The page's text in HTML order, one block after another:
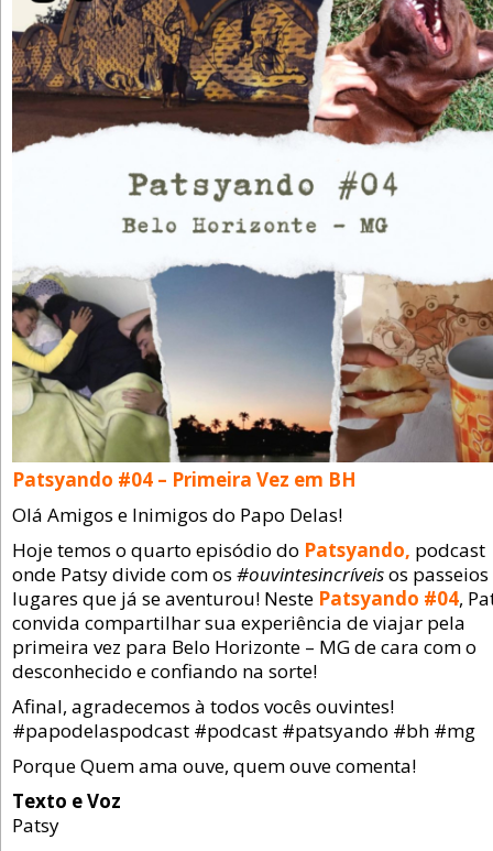
Patsyando #04 – Primeira Vez em BH
Olá Amigos e Inimigos do Papo Delas!
Hoje temos o quarto episódio do Patsyando, podcast
onde Patsy divide com os #ouvintesincríveisos passeios
lugares que já se aventurou! Neste Patsyando #04,
convida compartilhar sua experiência de viajar pela
primeira vez para Belo Horizonte – MG de cara com o
desconhecido e confiando na sorte!
Afinal, agradecemos à todos vocês ouvintes!
#papodelaspodcast #podcast #patsyando #bh #mg
Porque Quem ama ouve, quem ouve comenta!
Texto e Voz
Patsy